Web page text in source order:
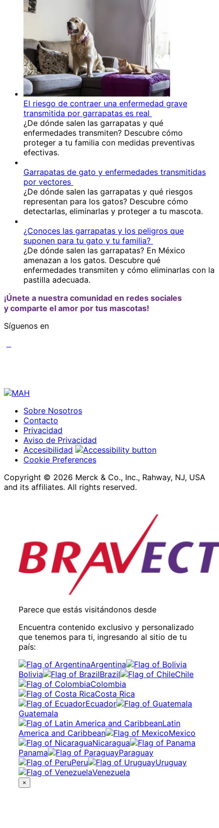
El riesgo de contraer una enfermedad grave
transmitida por garrapatas es real
¿De dónde salen las garrapatas y qué
enfermedades transmiten? Descubre cómo
proteger a tu familia con medidas preventivas
efectivas.
Garrapatas de gato y enfermedades transmitidas
por vectores
¿De dónde salen las garrapatas y qué riesgos
representan para los gatos? Descubre cómo
detectarlas, eliminarlas y proteger a tu mascota.
¿Conoces las garrapatas y los peligros que
suponen para tu gato y tu familia?
¿De dónde salen las garrapatas? En México
amenazan a los gatos. Descubre qué
enfermedades transmiten y cómo eliminarlas con la
pastilla adecuada.
¡Únete a nuestra comunidad en redes sociales
y comparte el amor por tus mascotas!
Síguenos en
Sobre Nosotros
Contacto
Privacidad
Aviso de Privacidad
Accesibilidad
Cookie Preferences
Copyright © 2026 Merck & Co., Inc., Rahway, NJ, USA
and its affiliates. All rights reserved.
Parece que estás visitándonos desde
Encuentra contenido exclusivo y personalizado
que tenemos para ti, ingresando al sitio de tu
país:
Argentina
Bolivia
Brazil
Chile
Colombia
Costa Rica
Ecuador
Guatemala
Latin
America and Caribbean
Mexico
Nicaragua
Panama
Paraguay
Peru
Uruguay
Venezuela
×